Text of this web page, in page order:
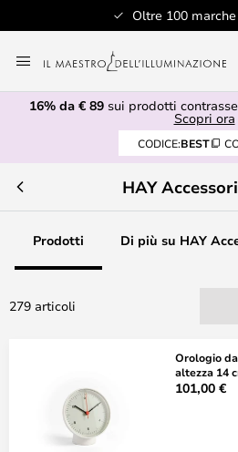
marche di design
al
contenuto
16% da € 89sui prodotti
Scopri ora
CODICE:BEST
HAY
Prodotti Di più su HAY
279 articoli
Orologio
altezza 14
101,00 €